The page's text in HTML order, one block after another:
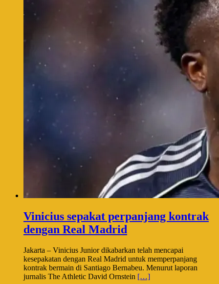
Vinicius sepakat perpanjang kontrak
dengan Real Madrid
Jakarta – Vinicius Junior dikabarkan telah mencapai
kesepakatan dengan Real Madrid untuk memperpanjang
kontrak bermain di Santiago Bernabeu. Menurut laporan
jurnalis The Athletic David Ornstein […]